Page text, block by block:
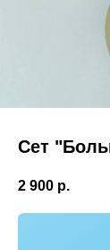
Сет
2 900 р.